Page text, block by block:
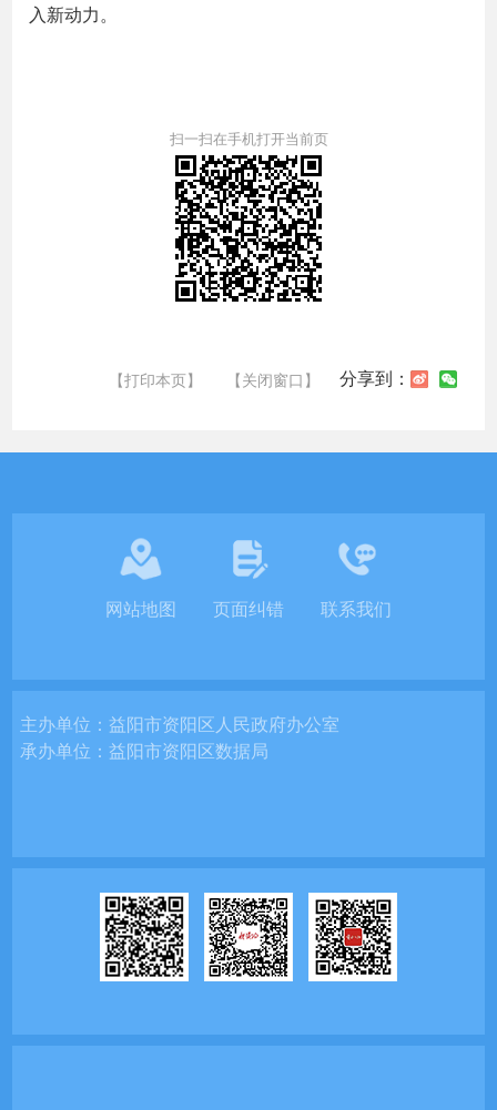
入新动力。
扫一扫在手机打开当前页
【打印本页】 【关闭窗口】 分享到：
网站地图 页面纠错 联系我们
主办单位：益阳市资阳区人民政府办公室
承办单位：益阳市资阳区数据局